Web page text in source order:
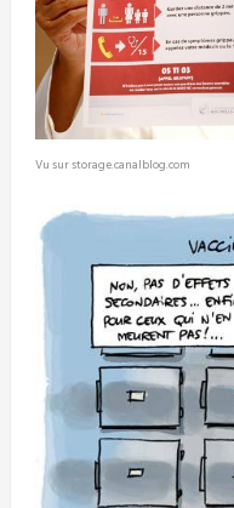
Vu sur storage.canalblog.com